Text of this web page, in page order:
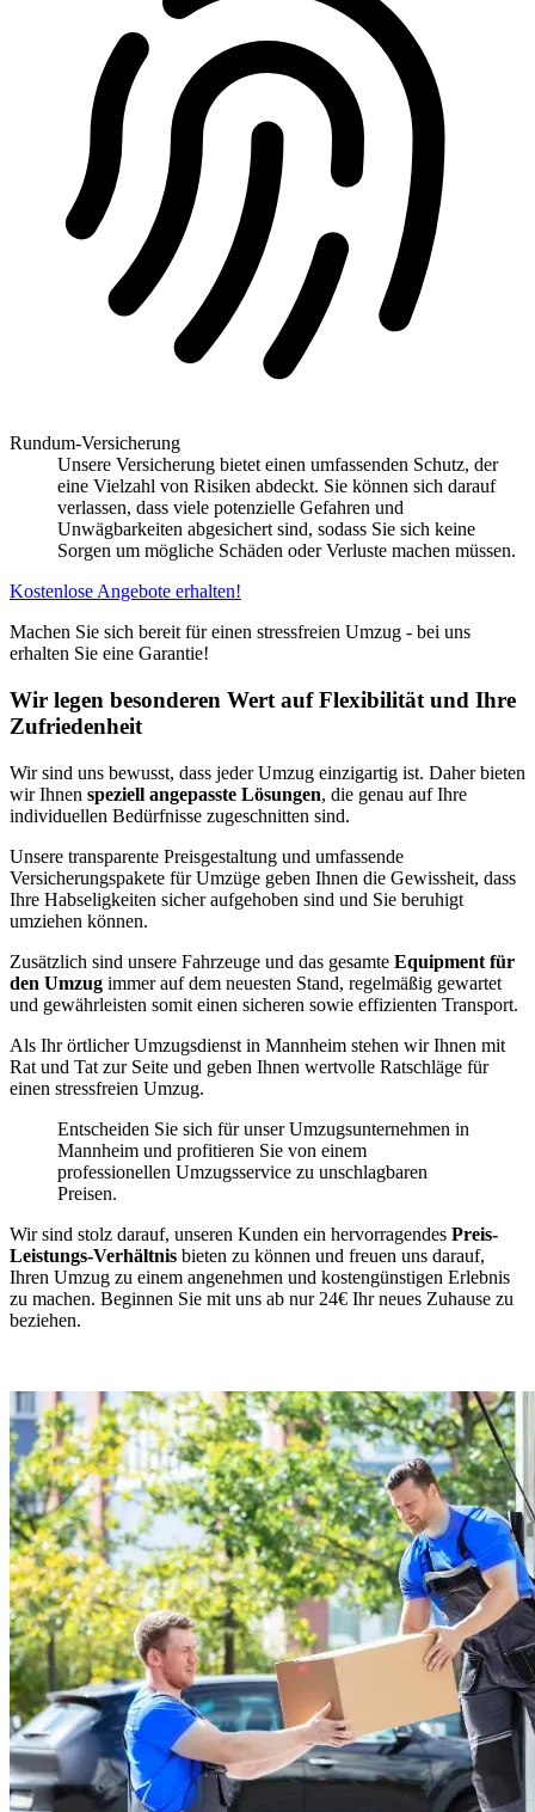
Rundum-Versicherung
Unsere Versicherung bietet einen umfassenden Schutz, der
eine Vielzahl von Risiken abdeckt. Sie können sich darauf
verlassen, dass viele potenzielle Gefahren und
Unwägbarkeiten abgesichert sind, sodass Sie sich keine
Sorgen um mögliche Schäden oder Verluste machen müssen.
Kostenlose Angebote erhalten!
Machen Sie sich bereit für einen stressfreien Umzug - bei uns
erhalten Sie eine Garantie!
Wir legen besonderen Wert auf Flexibilität und Ihre
Zufriedenheit
Wir sind uns bewusst, dass jeder Umzug einzigartig ist. Daher bieten
wir Ihnen speziell angepasste Lösungen, die genau auf Ihre
individuellen Bedürfnisse zugeschnitten sind.
Unsere transparente Preisgestaltung und umfassende
Versicherungspakete für Umzüge geben Ihnen die Gewissheit, dass
Ihre Habseligkeiten sicher aufgehoben sind und Sie beruhigt
umziehen können.
Zusätzlich sind unsere Fahrzeuge und das gesamte Equipment für
den Umzug immer auf dem neuesten Stand, regelmäßig gewartet
und gewährleisten somit einen sicheren sowie effizienten Transport.
Als Ihr örtlicher Umzugsdienst in Mannheim stehen wir Ihnen mit
Rat und Tat zur Seite und geben Ihnen wertvolle Ratschläge für
einen stressfreien Umzug.
Entscheiden Sie sich für unser Umzugsunternehmen in
Mannheim und profitieren Sie von einem
professionellen Umzugsservice zu unschlagbaren
Preisen.
Wir sind stolz darauf, unseren Kunden ein hervorragendes Preis-
Leistungs-Verhältnis bieten zu können und freuen uns darauf,
Ihren Umzug zu einem angenehmen und kostengünstigen Erlebnis
zu machen. Beginnen Sie mit uns ab nur 24€ Ihr neues Zuhause zu
beziehen.